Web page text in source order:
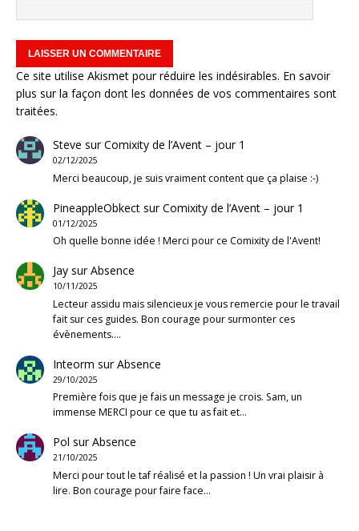
Ce site utilise Akismet pour réduire les indésirables. En savoir
plus sur la façon dont les données de vos commentaires sont
traitées.
Steve surComixity de l’Avent – jour 1
02/12/2025
Merci beaucoup, je suis vraiment content que ça plaise :-)
PineappleObkectsurComixity de l’Avent – jour 1
01/12/2025
Oh quelle bonne idée ! Merci pour ce Comixity de l'Avent!
JaysurAbsence
10/11/2025
Lecteur assidu mais silencieux je vous remercie pour le travail
fait sur ces guides. Bon courage pour surmonter ces
évènements.…
Inteorm surAbsence
29/10/2025
Première fois que je fais un message je crois. Sam, un
immense MERCI pour ce que tu as fait et…
Pol surAbsence
21/10/2025
Merci pour tout le taf réalisé et la passion ! Un vrai plaisir à
lire. Bon courage pour faire face…